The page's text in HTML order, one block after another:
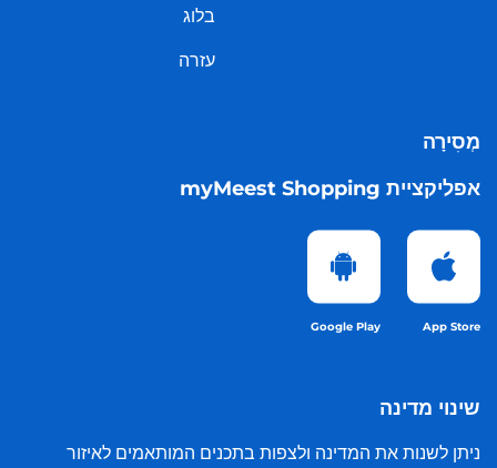
בלוג
עזרה
מְסִירָה
אפליקציית myMeest Shopping
App Store
Google Play
שינוי מדינה
ניתן לשנות את המדינה ולצפות בתכנים המותאמים לאיזור